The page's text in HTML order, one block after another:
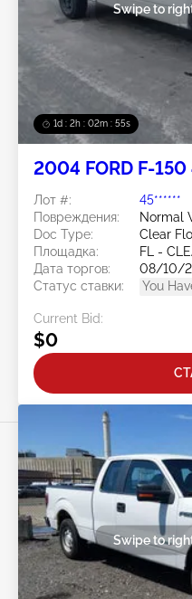
1d : 2h : 02m : 52s
Swipe to
2004 FORD F-150
Лот #:
45******
Повреждения:
Normal
Doc Type:
Clear
Площадка:
FL -
Дата торгов:
08/10/
Статус ставки:
You
Current Bid:
$0
Swipe to